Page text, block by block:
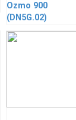
Ozmo 900
(DN5G.02)